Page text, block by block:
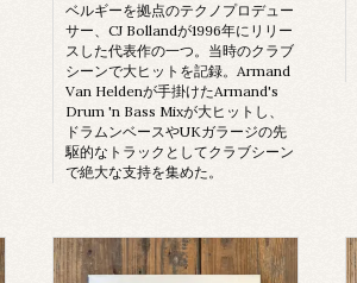
ベルギーを拠点のテクノプロデュー
サー、CJ Bollandが1996年にリリー
スした代表作の一つ。当時のクラブ
シーンで大ヒットを記録。Armand
Van Heldenが手掛けたArmand's
Drum 'n Bass Mixが大ヒットし、
ドラムンベースやUKガラージの先
駆的なトラックとしてクラブシーン
で絶大な支持を集めた。